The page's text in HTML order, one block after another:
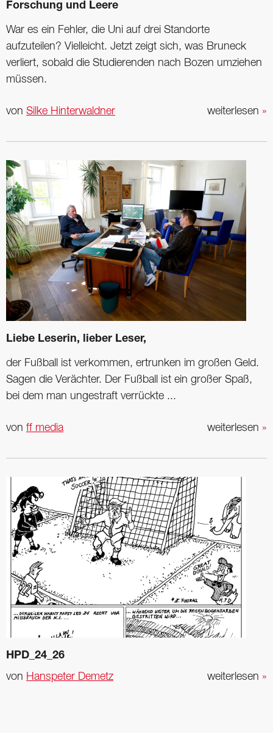
Forschung und Leere
War es ein Fehler, die Uni auf drei Standorte
aufzuteilen? Vielleicht. Jetzt zeigt sich, was Bruneck
verliert, sobald die Studierenden nach Bozen umziehen
müssen.
weiterlesen »
von Silke Hinterwaldner
Liebe Leserin, lieber Leser,
der Fußball ist verkommen, ertrunken im großen Geld.
Sagen die Verächter. Der Fußball ist ein großer Spaß,
bei dem man ungestraft verrückte ...
weiterlesen »
von ff media
HPD_24_26
weiterlesen »
von Hanspeter Demetz